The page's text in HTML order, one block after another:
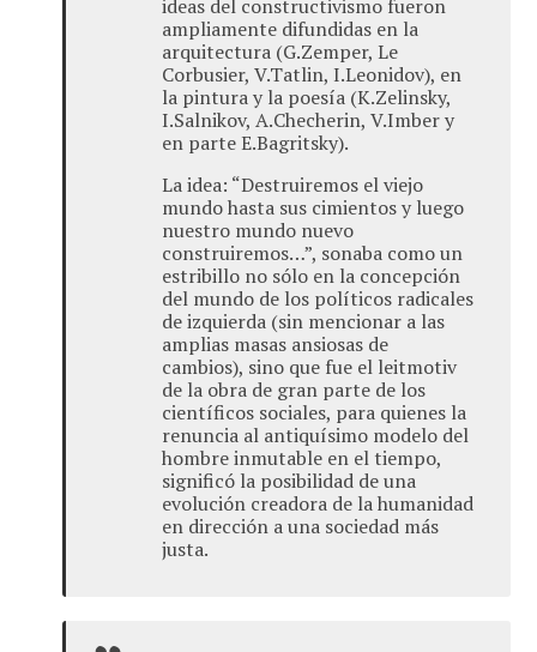
ideas del constructivismo fueron
ampliamente difundidas en la
arquitectura (G.Zemper, Le
Corbusier, V.Tatlin, I.Leonidov), en
la pintura y la poesía (K.Zelinsky,
I.Salnikov, A.Checherin, V.Imber y
en parte E.Bagritsky).
La idea: “Destruiremos el viejo
mundo hasta sus cimientos y luego
nuestro mundo nuevo
construiremos…”, sonaba como un
estribillo no sólo en la concepción
del mundo de los políticos radicales
de izquierda (sin mencionar a las
amplias masas ansiosas de
cambios), sino que fue el leitmotiv
de la obra de gran parte de los
científicos sociales, para quienes la
renuncia al antiquísimo modelo del
hombre inmutable en el tiempo,
significó la posibilidad de una
evolución creadora de la humanidad
en dirección a una sociedad más
justa.